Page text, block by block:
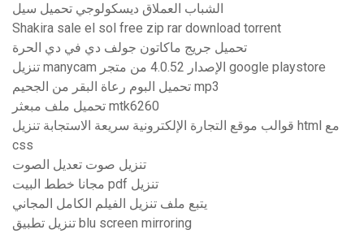
الشباب العملاق ديسكولوجي تحميل سيل
Shakira sale el sol free zip rar download torrent
تحميل جريج ماكاتون جولف دي في دي الحرة
تنزيل manycam الإصدار 4.0.52 من متجر google playstore
تحميل البوم رعاة البقر من الجحيم mp3
تحميل ملف مبعثر mtk6260
قوالب موقع التجارة الإلكترونية سريعة الاستجابة تنزيل html مع
css
تنزيل صوت تعديل الصوت
مجانا خطط البيت pdf تنزيل
يتبع ملف تنزيل الفيلم الكامل المجاني
تنزيل تطبيق blu screen mirroring